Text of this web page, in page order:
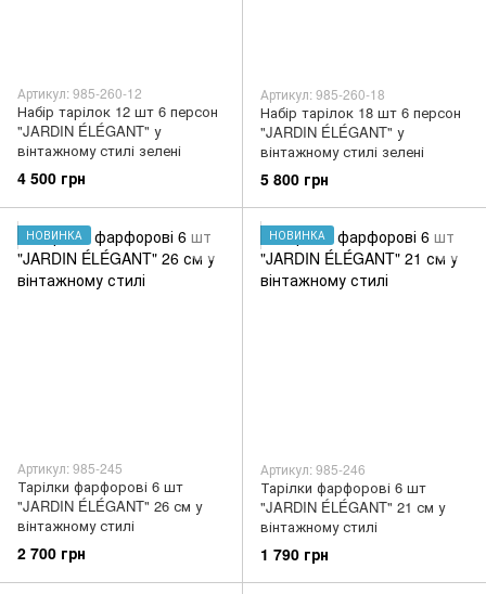
Артикул: 985-260-12
Набір тарілок 12 шт 6 персон
"JARDIN ÉLÉGANT" у
вінтажному стилі зелені
4 500 грн
Артикул: 985-260-18
Набір тарілок 18 шт 6 персон
"JARDIN ÉLÉGANT" у
вінтажному стилі зелені
5 800 грн
НОВИНКА
Артикул: 985-245
Тарілки фарфорові 6 шт
"JARDIN ÉLÉGANT" 26 см у
вінтажному стилі
2 700 грн
НОВИНКА
Артикул: 985-246
Тарілки фарфорові 6 шт
"JARDIN ÉLÉGANT" 21 см у
вінтажному стилі
1 790 грн